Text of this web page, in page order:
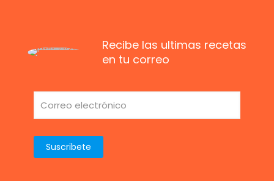
Recibe las ultimas recetas
en tu correo